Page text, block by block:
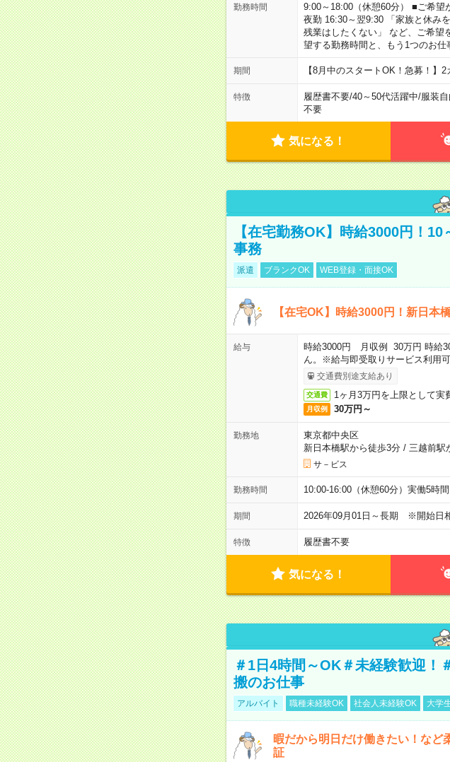
勤務時間
9:00～18:00（休憩60分） ■ご希望
夜勤 16:30～翌9:30 「家族と休み
残業はしたくない」 など、ご希
望する勤務時間と、もう1つのお仕
期間 【8月中のスタートOK！急募！
特徴 履歴書不要/40～50代活躍中/服装自
不要
気になる！
【在宅勤務OK】時給3000円！
事務
派遣 ブランクOK WEB登録・面接OK
【在宅OK】時給3000円！新日本
給与
時給3000円 月収例 30万円 時給
ん。※給与即受取りサービス利用可
交通費別途支給あり
交通費 1ヶ月3万円を上限として実
月収例 30万円～
勤務地
東京都中央区
新日本橋駅から徒歩3分/ 三越前駅
サ－ビス
勤務時間 10:00-16:00（休憩60分）実働5時間
期間 2026年09月01日～長期 ※開始日
特徴 履歴書不要
気になる！
＃1日4時間～OK＃未経験歓迎！
搬のお仕事
アルバイト 職種未経験OK 社会人未経験OK 大学
暇だから明日だけ働きたい！など
証